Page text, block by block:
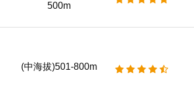
500m
(中海拔)501-800m